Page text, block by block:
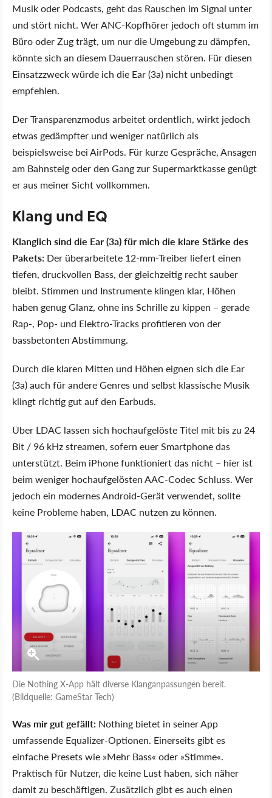
Musik oder Podcasts, geht das Rauschen im Signal unter
und stört nicht. Wer ANC-Kopfhörer jedoch oft stumm im
Büro oder Zug trägt, um nur die Umgebung zu dämpfen,
könnte sich an diesem Dauerrauschen stören. Für diesen
Einsatzzweck würde ich die Ear (3a) nicht unbedingt
empfehlen.
Der Transparenzmodus arbeitet ordentlich, wirkt jedoch
etwas gedämpfter und weniger natürlich als
beispielsweise bei AirPods. Für kurze Gespräche, Ansagen
am Bahnsteig oder den Gang zur Supermarktkasse genügt
er aus meiner Sicht vollkommen.
Klang und EQ
Klanglich sind die Ear (3a) für mich die klare Stärke des
Pakets: Der überarbeitete 12-mm-Treiber liefert einen
tiefen, druckvollen Bass, der gleichzeitig recht sauber
bleibt. Stimmen und Instrumente klingen klar, Höhen
haben genug Glanz, ohne ins Schrille zu kippen – gerade
Rap-, Pop- und Elektro-Tracks profitieren von der
bassbetonten Abstimmung.
Durch die klaren Mitten und Höhen eignen sich die Ear
(3a) auch für andere Genres und selbst klassische Musik
klingt richtig gut auf den Earbuds.
Über LDAC lassen sich hochaufgelöste Titel mit bis zu 24
Bit / 96 kHz streamen, sofern euer Smartphone das
unterstützt. Beim iPhone funktioniert das nicht – hier ist
beim weniger hochaufgelösten AAC-Codec Schluss. Wer
jedoch ein modernes Android-Gerät verwendet, sollte
keine Probleme haben, LDAC nutzen zu können.
Die Nothing X-App hält diverse Klanganpassungen bereit.
(Bildquelle: GameStar Tech)
Was mir gut gefällt: Nothing bietet in seiner App
umfassende Equalizer-Optionen. Einerseits gibt es
einfache Presets wie »Mehr Bass« oder »Stimme«.
Praktisch für Nutzer, die keine Lust haben, sich näher
damit zu beschäftigen. Zusätzlich gibt es auch einen